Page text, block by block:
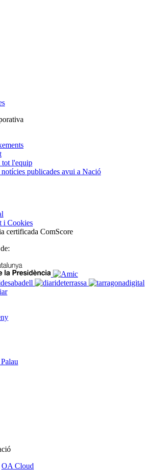
tot l'equip
notícies publicades avui a Nació
i Cookies
certificada ComScore
OA Cloud